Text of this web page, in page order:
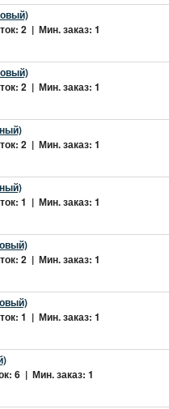
2 | Мин. заказ: 1
2 | Мин. заказ: 1
2 | Мин. заказ: 1
1 | Мин. заказ: 1
2 | Мин. заказ: 1
1 | Мин. заказ: 1
6 | Мин. заказ: 1